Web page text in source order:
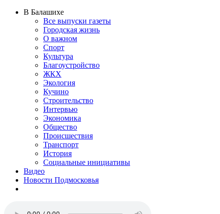
В Балашихе
Все выпуски газеты
Городская жизнь
О важном
Спорт
Культура
Благоустройство
ЖКХ
Экология
Кучино
Строительство
Интервью
Экономика
Общество
Происшествия
Транспорт
История
Социальные инициативы
Видео
Новости Подмосковья